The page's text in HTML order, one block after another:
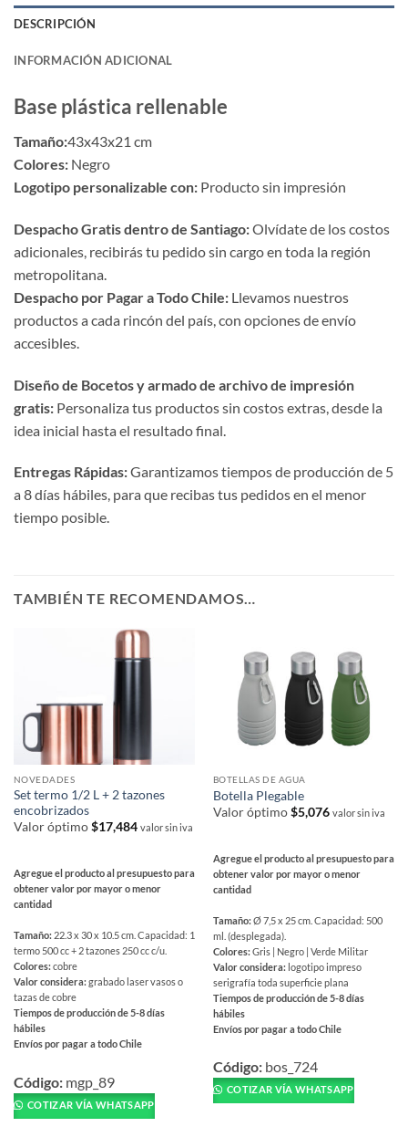
DESCRIPCIÓN
INFORMACIÓN ADICIONAL
Base plástica rellenable
Tamaño:43x43x21 cm
Colores: Negro
Logotipo personalizable con: Producto sin impresión
Despacho Gratis dentro de Santiago:Olvídate de los costos
adicionales, recibirás tu pedido sin cargo en toda la región
metropolitana.
Despacho por Pagar a Todo Chile: Llevamos nuestros
productos a cada rincón del país, con opciones de envío
accesibles.
Diseño de Bocetos y armado de archivo de impresión
gratis: Personaliza tus productos sin costos extras, desde la
idea inicial hasta el resultado final.
Entregas Rápidas:Garantizamos tiempos de producción de 5
a 8 días hábiles, para que recibas tus pedidos en el menor
tiempo posible.
TAMBIÉN TE RECOMENDAMOS…
NOVEDADES
Set termo 1/2 L + 2 tazones
encobrizados
Valor óptimo$17,484 valor sin iva
Agregue el producto al presupuesto para
obtener valor por mayor o menor
cantidad
Tamaño: 22.3 x 30 x 10.5 cm. Capacidad: 1
termo 500 cc + 2 tazones 250 cc c/u.
Colores:cobre
Valor considera:grabado laser vasos o
tazas de cobre
Tiempos de producción de 5-8 días
hábiles
Envíos por pagar a todo Chile
producto
tiene
múltiples
Código: mgp_89
COTIZAR VÍA WHATSAPP
BOTELLAS DE AGUA
Botella Plegable
Valor óptimo$5,076 valor sin iva
Agregue el producto al presupuesto para
obtener valor por mayor o menor
cantidad
Tamaño:Ø 7,5 x 25 cm. Capacidad: 500
ml. (desplegada).
Colores:Gris | Negro | Verde Militar
Valor considera: logotipo impreso
serigrafía toda superficie plana
Tiempos de producción de 5-8 días
hábiles
Envíos por pagar a todo Chile
producto
tiene
múltiples
Código: bos_724
COTIZAR VÍA WHATSAPP